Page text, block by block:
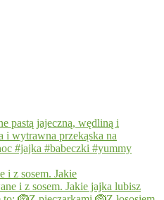
i z sosem. Jakie